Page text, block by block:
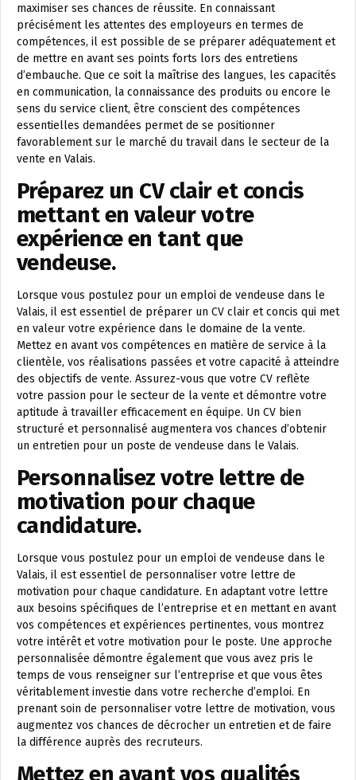
maximiser ses chances de réussite. En connaissant
précisément les attentes des employeurs en termes de
compétences, il est possible de se préparer adéquatement et
de mettre en avant ses points forts lors des entretiens
d’embauche. Que ce soit la maîtrise des langues, les capacités
en communication, la connaissance des produits ou encore le
sens du service client, être conscient des compétences
essentielles demandées permet de se positionner
favorablement sur le marché du travail dans le secteur de la
vente en Valais.
Préparez un CV clair et concis
mettant en valeur votre
expérience en tant que
vendeuse.
Lorsque vous postulez pour un emploi de vendeuse dans le
Valais, il est essentiel de préparer un CV clair et concis qui met
en valeur votre expérience dans le domaine de la vente.
Mettez en avant vos compétences en matière de service à la
clientèle, vos réalisations passées et votre capacité à atteindre
des objectifs de vente. Assurez-vous que votre CV reflète
votre passion pour le secteur de la vente et démontre votre
aptitude à travailler efficacement en équipe. Un CV bien
structuré et personnalisé augmentera vos chances d’obtenir
un entretien pour un poste de vendeuse dans le Valais.
Personnalisez votre lettre de
motivation pour chaque
candidature.
Lorsque vous postulez pour un emploi de vendeuse dans le
Valais, il est essentiel de personnaliser votre lettre de
motivation pour chaque candidature. En adaptant votre lettre
aux besoins spécifiques de l’entreprise et en mettant en avant
vos compétences et expériences pertinentes, vous montrez
votre intérêt et votre motivation pour le poste. Une approche
personnalisée démontre également que vous avez pris le
temps de vous renseigner sur l’entreprise et que vous êtes
véritablement investie dans votre recherche d’emploi. En
prenant soin de personnaliser votre lettre de motivation, vous
augmentez vos chances de décrocher un entretien et de faire
la différence auprès des recruteurs.
Mettez en avant vos qualités